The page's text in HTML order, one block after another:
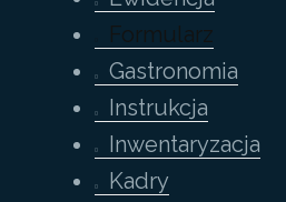
Formularz
Gastronomia
Instrukcja
Inwentaryzacja
Kadry